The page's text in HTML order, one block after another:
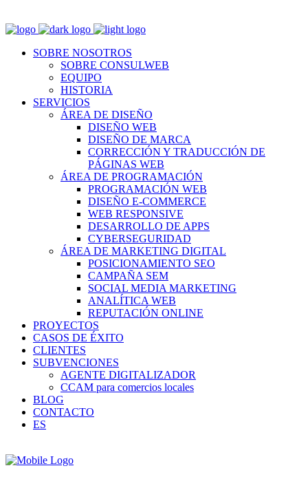
SOBRE NOSOTROS
SOBRE CONSULWEB
EQUIPO
HISTORIA
SERVICIOS
ÁREA DE DISEÑO
DISEÑO WEB
DISEÑO DE MARCA
CORRECCIÓN Y TRADUCCIÓN DE
PÁGINAS WEB
ÁREA DE PROGRAMACIÓN
PROGRAMACIÓN WEB
DISEÑO E-COMMERCE
WEB RESPONSIVE
DESARROLLO DE APPS
CYBERSEGURIDAD
ÁREA DE MARKETING DIGITAL
POSICIONAMIENTO SEO
CAMPAÑA SEM
SOCIAL MEDIA MARKETING
ANALÍTICA WEB
REPUTACIÓN ONLINE
PROYECTOS
CASOS DE ÉXITO
CLIENTES
SUBVENCIONES
AGENTE DIGITALIZADOR
CCAM para comercios locales
BLOG
CONTACTO
ES